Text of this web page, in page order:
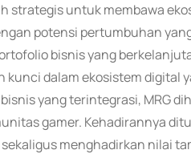
strategis untuk membawa
potensi pertumbuhan
bisnis yang
kunci dalam ekosistem digital
yang terintegrasi, MRG
gamer. Kehadirannya
menghadirkan nilai